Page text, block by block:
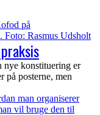
konstituering er
på posterne, men
man organiserer
vil bruge den til